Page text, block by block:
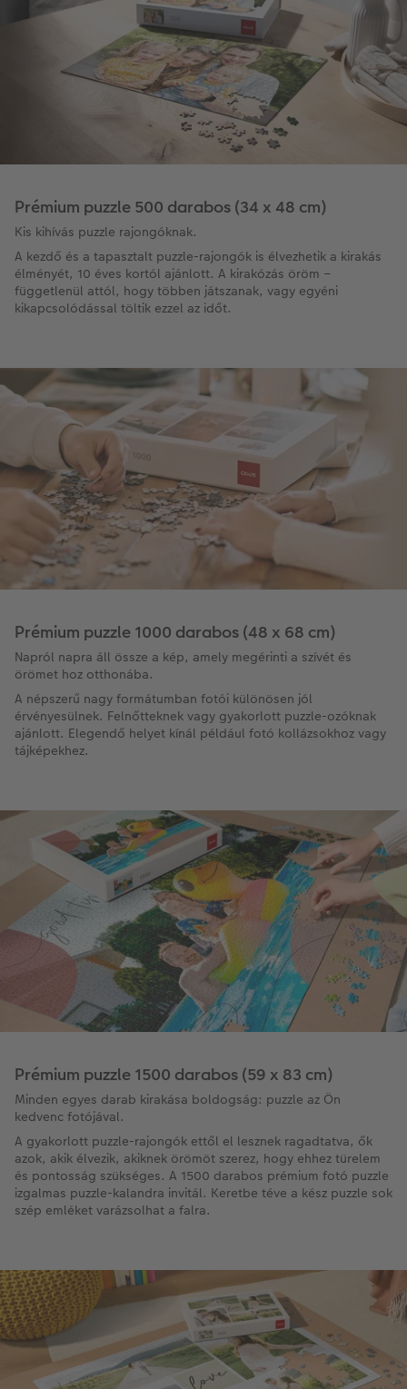
Prémium puzzle 500 darabos (34 x 48 cm)
Kis kihívás puzzle rajongóknak.
A kezdő és a tapasztalt puzzle-rajongók is élvezhetik a kirakás
élményét, 10 éves kortól ajánlott. A kirakózás öröm –
függetlenül attól, hogy többen játszanak, vagy egyéni
kikapcsolódással töltik ezzel az időt.
Prémium puzzle 1000 darabos (48 x 68 cm)
Napról napra áll össze a kép, amely megérinti a szívét és
örömet hoz otthonába.
A népszerű nagy formátumban fotói különösen jól
érvényesülnek. Felnőtteknek vagy gyakorlott puzzle-ozóknak
ajánlott. Elegendő helyet kínál például fotó kollázsokhoz vagy
tájképekhez.
Prémium puzzle 1500 darabos (59 x 83 cm)
Minden egyes darab kirakása boldogság: puzzle az Ön
kedvenc fotójával.
A gyakorlott puzzle-rajongók ettől el lesznek ragadtatva, ők
azok, akik élvezik, akiknek örömöt szerez, hogy ehhez türelem
és pontosság szükséges. A 1500 darabos prémium fotó puzzle
izgalmas puzzle-kalandra invitál. Keretbe téve a kész puzzle sok
szép emléket varázsolhat a falra.